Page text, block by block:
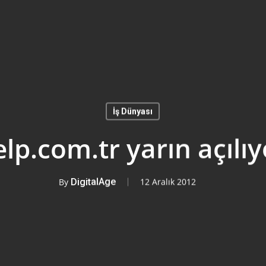
İş Dünyası
yarın
By DigitalAge 12 Aralık 2012